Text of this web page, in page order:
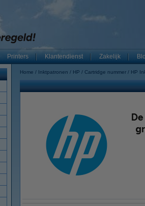
Printers Klantendienst Zakelijk
Home Inktpatronen HP Cartridge nummer HP